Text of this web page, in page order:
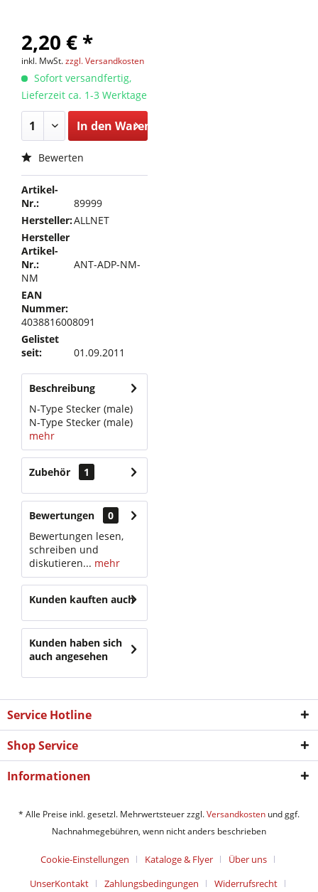
2,20 € *
inkl. MwSt.zzgl. Versandkosten
Sofort versandfertig,
Lieferzeit ca. 1-3 Werktage
In den Warenkorb
Bewerten
Artikel-
Nr.:
89999
Hersteller:ALLNET
Hersteller
Artikel-
Nr.:
ANT-ADP-NM-
NM
EAN
Nummer:
4038816008091
Gelistet
seit:
01.09.2011
Beschreibung
N-Type Stecker (male)
N-Type Stecker (male)
mehr
Zubehör 1
Bewertungen
0
Bewertungen lesen,
schreiben und
diskutieren... mehr
Kunden kauften auch
Kunden haben sich
auch angesehen
Service Hotline
Shop Service
Informationen
* Alle Preise inkl. gesetzl. Mehrwertsteuer zzgl.Versandkosten und ggf.
Nachnahmegebühren, wenn nicht anders beschrieben
Cookie-Einstellungen Kataloge & Flyer
Über uns
UnserKontakt
Zahlungsbedingungen Widerrufsrecht